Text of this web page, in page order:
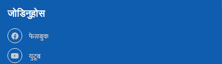
जोडिनुहोस
फेसबुक
युटूब